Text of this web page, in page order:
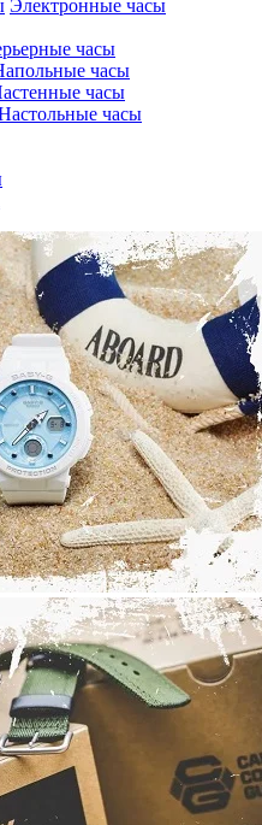
Электронные часы
часы
часы
часы
часы